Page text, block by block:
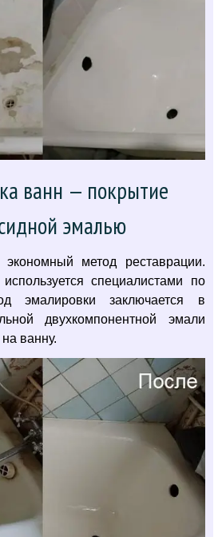
ванн — покрытие
эмалью
метод реставрации.
специалистами по
эмалировки заключается в
двухкомпонентной эмали
ванну.